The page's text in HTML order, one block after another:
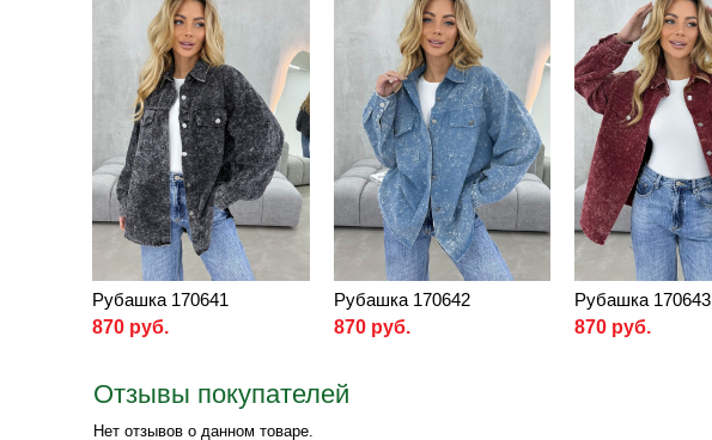
Рубашка 170641
870 руб.
Рубашка 170642
870 руб.
Рубашка 170643
870 руб.
Отзывы покупателей
Нет отзывов о данном товаре.